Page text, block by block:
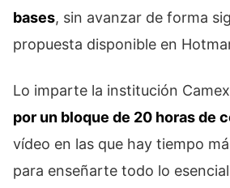
bases, sin avanzar de forma
propuesta disponible en
Lo imparte la institución
por un bloque de 20 horas de
vídeo en las que hay tiempo
para enseñarte todo lo